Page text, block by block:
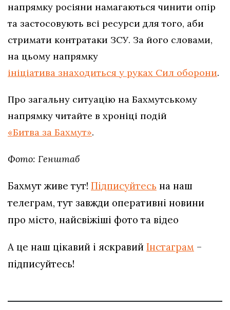
напрямку росіяни намагаються чинити опір
та застосовують всі ресурси для того, аби
стримати контратаки ЗСУ. За його словами,
на цьому напрямку
ініціатива знаходиться у руках Сил оборони.
Про загальну ситуацію на Бахмутському
напрямку читайте в хроніці подій
«Битва за Бахмут».
Фото: Генштаб
Бахмут живе тут! Підписуйтесь на наш
телеграм, тут завжди оперативні новини
про місто, найсвіжіші фото та відео
А це наш цікавий і яскравий Інстаграм –
підписуйтесь!